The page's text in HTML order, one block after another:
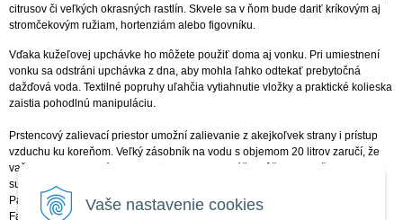
Vaše nastavenie cookies
citrusov či veľkých okrasných rastlín. Skvele sa v ňom bude dariť kríkovým aj
stromčekovým ružiam, hortenziám alebo figovníku.
Vďaka kužeľovej upchávke ho môžete použiť doma aj vonku. Pri umiestnení
vonku sa odstráni upchávka z dna, aby mohla ľahko odtekať prebytočná
dažďová voda. Textilné popruhy uľahčia vytiahnutie vložky a praktické kolieska
zaistia pohodlnú manipuláciu.
Prstencový zalievací priestor umožní zalievanie z akejkoľvek strany i prístup
vzduchu ku koreňom. Veľký zásobník na vodu s objemom 20 litrov zaručí, že
vaše rastliny nebudú trpieť smädom. Do kvetináča môžete dať až 60 l
substrátu.
Parametre a špecifikácia
Farba: hnedá